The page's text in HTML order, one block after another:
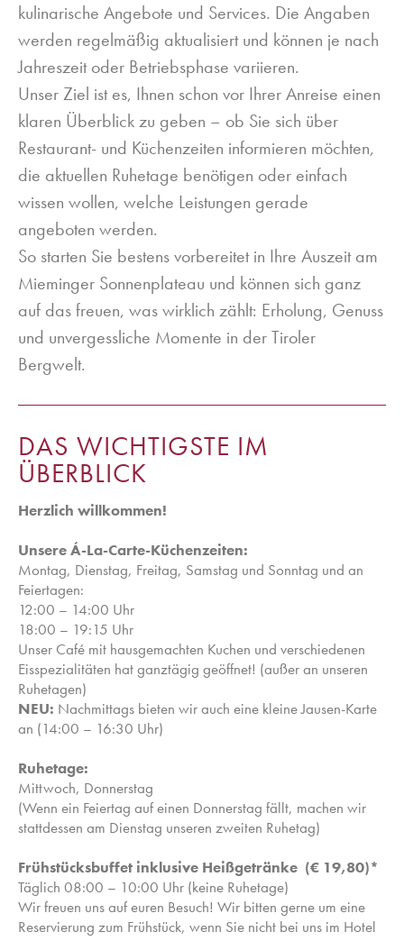
kulinarische Angebote und Services. Die Angaben
werden regelmäßig aktualisiert und können je nach
Jahreszeit oder Betriebsphase variieren.
Unser Ziel ist es, Ihnen schon vor Ihrer Anreise einen
klaren Überblick zu geben – ob Sie sich über
Restaurant- und Küchenzeiten informieren möchten,
die aktuellen Ruhetage benötigen oder einfach
wissen wollen, welche Leistungen gerade
angeboten werden.
So starten Sie bestens vorbereitet in Ihre Auszeit am
Mieminger Sonnenplateau und können sich ganz
auf das freuen, was wirklich zählt: Erholung, Genuss
und unvergessliche Momente in der Tiroler
Bergwelt.
DAS WICHTIGSTE IM
ÜBERBLICK
Herzlich willkommen!
Unsere Á-La-Carte-Küchenzeiten:
Montag, Dienstag, Freitag, Samstag und Sonntag und an
Feiertagen:
12:00 – 14:00 Uhr
18:00 – 19:15 Uhr
Unser Café mit hausgemachten Kuchen und verschiedenen
Eisspezialitäten hat ganztägig geöffnet! (außer an unseren
Ruhetagen)
NEU: Nachmittags bieten wir auch eine kleine Jausen-Karte
an (14:00 – 16:30 Uhr)
Ruhetage:
Mittwoch, Donnerstag
(Wenn ein Feiertag auf einen Donnerstag fällt, machen wir
stattdessen am Dienstag unseren zweiten Ruhetag)
Frühstücksbuffet inklusive Heißgetränke (€ 19,80)*
Täglich 08:00 – 10:00 Uhr (keine Ruhetage)
Wir freuen uns auf euren Besuch! Wir bitten gerne um eine
Reservierung zum Frühstück, wenn Sie nicht bei uns im Hotel